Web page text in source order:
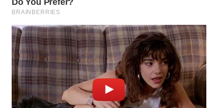
WN
WN
CIANJUR
WN
KEPULAUAN
SERIBU